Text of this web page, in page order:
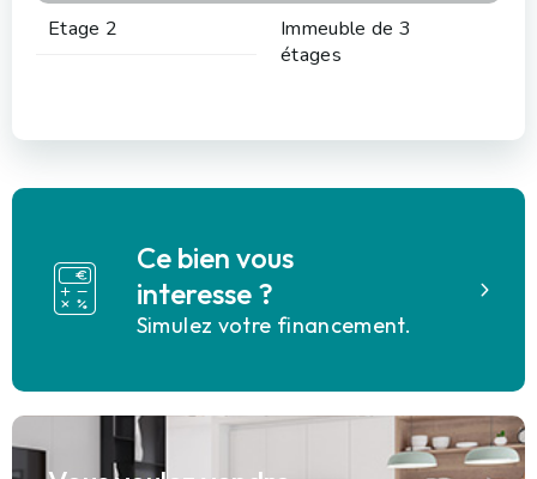
Etage 2
Immeuble de 3
étages
Ce bien vous
interesse ?
Simulez votre financement.